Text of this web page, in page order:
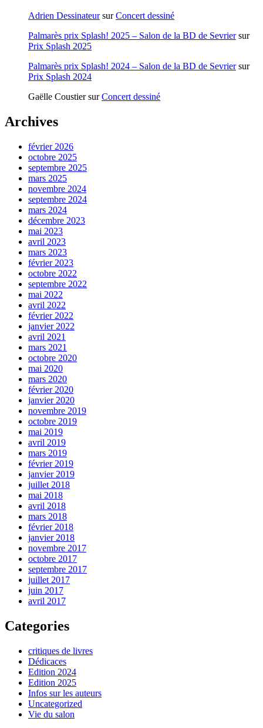
Adrien DessinateursurConcert dessiné
Palmarès prix Splash! 2025 – Salon de la BD de Sevriersur
Prix Splash 2025
Palmarès prix Splash! 2024 – Salon de la BD de Sevriersur
Prix Splash 2024
Gaëlle CoustiersurConcert dessiné
Archives
février 2026
octobre 2025
septembre 2025
mars 2025
novembre 2024
septembre 2024
mars 2024
décembre 2023
mai 2023
avril 2023
mars 2023
février 2023
octobre 2022
septembre 2022
mai 2022
avril 2022
février 2022
janvier 2022
avril 2021
mars 2021
octobre 2020
mai 2020
mars 2020
février 2020
janvier 2020
novembre 2019
octobre 2019
mai 2019
avril 2019
mars 2019
février 2019
janvier 2019
juillet 2018
mai 2018
avril 2018
mars 2018
février 2018
janvier 2018
novembre 2017
octobre 2017
septembre 2017
juillet 2017
juin 2017
avril 2017
Categories
critiques de livres
Dédicaces
Edition 2024
Edition 2025
Infos sur les auteurs
Uncategorized
Vie du salon